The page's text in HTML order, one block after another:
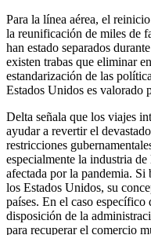
Para la línea aérea, el
la reunificación de miles de
han estado separados
existen trabas que eliminar
estandarización de las
Estados Unidos es valorado
Delta señala que los viajes
ayudar a revertir el
restricciones
especialmente la industria
afectada por la pandemia. Si
los Estados Unidos, su
países. En el caso
disposición de la
para recuperar el comercio